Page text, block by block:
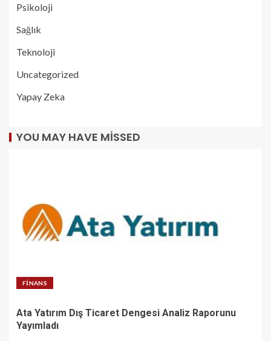
Psikoloji
Sağlık
Teknoloji
Uncategorized
Yapay Zeka
YOU MAY HAVE MISSED
FINANS
Ata Yatırım Dış Ticaret Dengesi Analiz Raporunu
Yayımladı